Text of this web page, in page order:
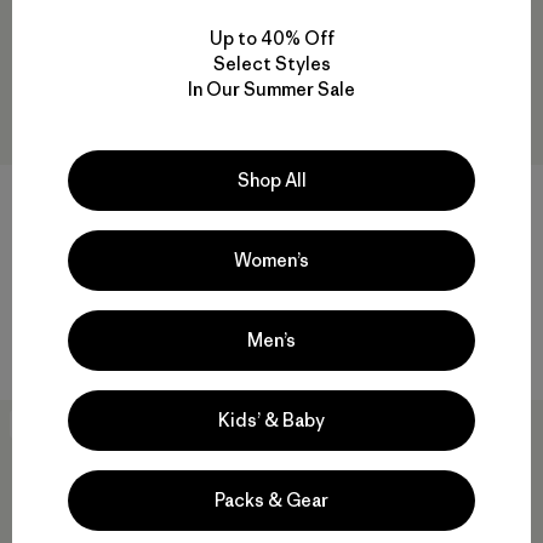
Kids' Quilted Puffer
Valoración: 4.0 / 5
Compara
Kids' Diamond Quilted Hoody
$ 129 $ 63,99
Valoración: 4.0 / 5 Comentarios
Compara
New
Up to 40% Off
Select Styles
In Our Summer Sale
Shop All
Women’s
Men’s
Kids’ & Baby
Packs & Gear